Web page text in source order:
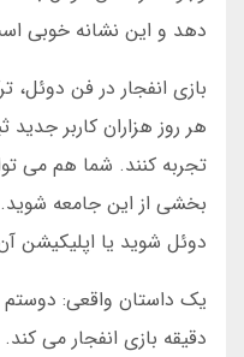
دهد و این نشانه خوبی
بازی انفجار در فن دوئل،
هر روز هزاران کاربر جدید
تجربه کنند. شما هم می
بخشی از این جامعه
دوئل شوید یا اپلیکیشن آن
دقیقه بازی انفجار می